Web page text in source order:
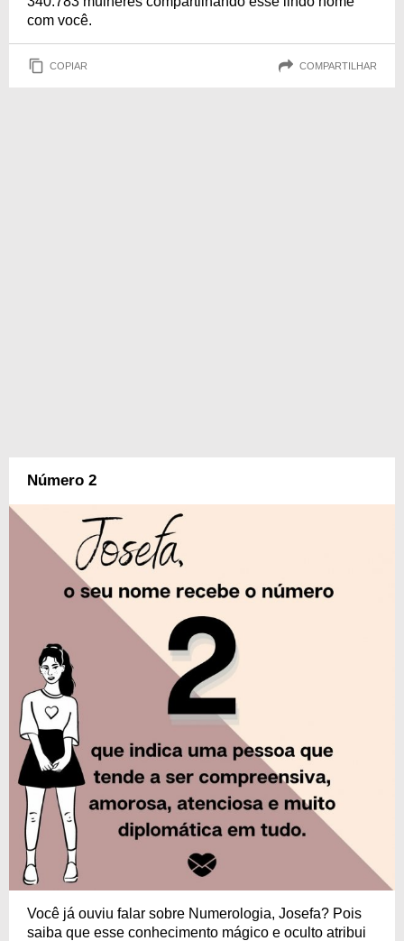
com você.
COPIAR COMPARTILHAR
Número 2
Você já ouviu falar sobre Numerologia, Josefa? Pois
saiba que esse conhecimento mágico e oculto atribui